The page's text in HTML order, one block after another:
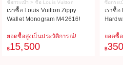
ซื้อกระเป๋า > ซื้อ Louis Vuitton
เราซื้อ Louis Vuitton Zippy
Wallet Monogram M42616!
ยอดซื้อสูงเป็นประวัติการณ์!
฿15,500
ซื้อกระเ
เราซื้อ
ยอดซื้
฿